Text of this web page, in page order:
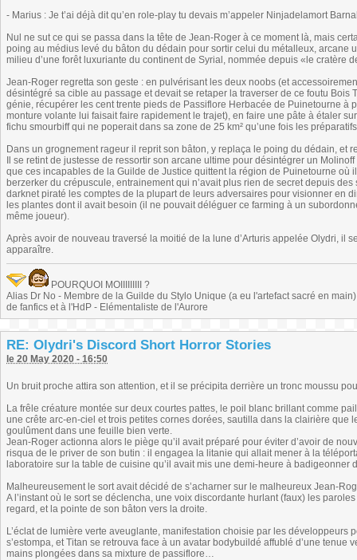
- Marius : Je t’ai déjà dit qu’en role-play tu devais m’appeler Ninjadelamort
Nul ne sut ce qui se passa dans la tête de Jean-Roger à ce moment là, mais
poing au médius levé du bâton du dédain pour sortir celui du métalleux, arcane
milieu d’une forêt luxuriante du continent de Syrial, nommée depuis «le cratère
Jean-Roger regretta son geste : en pulvérisant les deux noobs (et
désintégré sa cible au passage et devait se retaper la traverser de ce foutu Bois
génie, récupérer les cent trente pieds de Passiflore Herbacée de Puinetourne
monture volante lui faisait faire rapidement le trajet), en faire une pâte à étaler
fichu smourbiff qui ne poperait dans sa zone de 25 km² qu’une fois les
Dans un grognement rageur il reprit son bâton, y replaça le poing du dédain, et
Il se retint de justesse de ressortir son arcane ultime pour désintégrer un
que ces incapables de la Guilde de Justice quittent la région de Puinetourne où
berzerker du crépuscule, entrainement qui n’avait plus rien de secret depuis
darknet piraté les comptes de la plupart de leurs adversaires pour visionner en
les plantes dont il avait besoin (il ne pouvait déléguer ce farming à un
même joueur).
Après avoir de nouveau traversé la moitié de la lune d’Arturis appelée Olydri, il
apparaître.
POURQUOI MOIIIIIIIII ?
Alias Dr No - Membre de la Guilde du Stylo Unique (a eu l'artefact sacré en
de fanfics et à l'HdP - Elémentaliste de l'Aurore
RE: Olydri's Discord Short Horror Stories
le 20 May 2020 - 16:50
Un bruit proche attira son attention, et il se précipita derrière un tronc moussu
La frêle créature montée sur deux courtes pattes, le poil blanc brillant comme
une crête arc-en-ciel et trois petites cornes dorées, sautilla dans la clairière que
goulûment dans une feuille bien verte.
Jean-Roger actionna alors le piège qu’il avait préparé pour éviter d’avoir de
risqua de le priver de son butin : il engagea la litanie qui allait mener à la
laboratoire sur la table de cuisine qu’il avait mis une demi-heure à badigeonner
Malheureusement le sort avait décidé de s’acharner sur le malheureux Jean-
A l’instant où le sort se déclencha, une voix discordante hurlant (faux) les
regard, et la pointe de son bâton vers la droite.
L’éclat de lumière verte aveuglante, manifestation choisie par les développeurs
s’estompa, et Titan se retrouva face à un avatar bodybuildé affublé d’une tenue
mains plongées dans sa mixture de passiflore…